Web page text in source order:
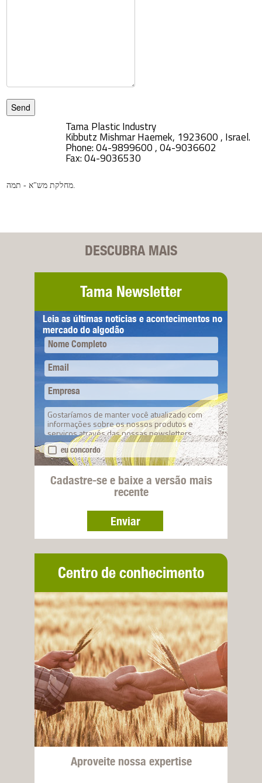
Tama Plastic Industry
Kibbutz Mishmar Haemek, 1923600 , Israel.
Phone: 04-9899600 , 04-9036602
Fax: 04-9036530
DESCUBRA MAIS
Tama Newsletter
Leia as últimas notícias e acontecimentos no
mercado do algodão
Nome Completo
Email
Empresa
Gostaríamos de manter você atualizado com
informações sobre os nossos produtos e
serviços através das nossas newsletters.
eu concordo
Cadastre-se e baixe a versão mais
recente
Enviar
Centro de conhecimento
Aproveite nossa expertise